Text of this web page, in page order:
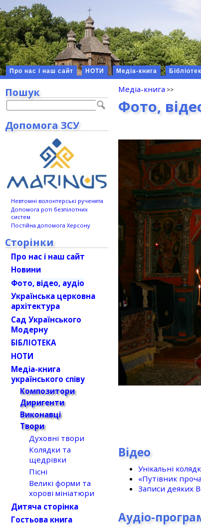
Про нас і наш сайт НОТИ Медіа-книга
Медіа-книга
Фото,
Відео
Унікальні
«Путівник
Записи деяких
Аудіо-
Пошук
Допомога ЗСУ
Невтомні волонтерські рученята
Допомога роті безпілотних
систем
Постійна допомога Херсону
Сторінки
Про нас і наш сайт
Новини
Фото, відео, аудіо
Українська церковна
архітектура
Сад Українського
Модерну
БІБЛІОТЕКА
НОТИ
Медіа-книга
українського співу
Композитори
Диригенти
Виконавці
Твори
Духовні твори
Колядки та
щедрівки
Пісні
Великі форми та
хорові мініатюри
Дитяча сторінка
Гостьова книга